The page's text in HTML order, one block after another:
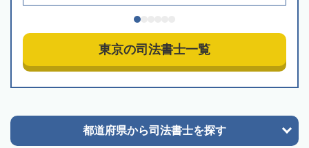
東京の司法書士一覧
都道府県から司法書士を探す